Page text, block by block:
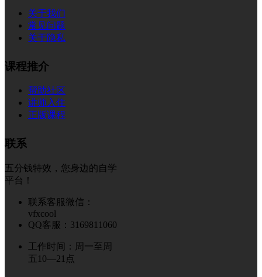
关于我们
常见问题
关于隐私
课程推介
帮助社区
讲师入住
正版课程
联系
五分钱特效，您身边的自学
平台！
联系客服微信：
vfxcool
QQ客服：3169811060
工作时间：周一至周
五10—21点